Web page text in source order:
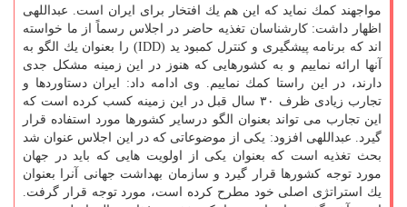
مواجهند كمك نماید كه این هم یك افتخار برای ایران است. عبداللهی
اظهار داشت: كارشناسان تغذیه حاضر در اجلاس رسماً از ما خواسته
اند كه برنامه پیشگیری و كنترل كمبود ید (IDD) را بعنوان یك الگو به
آنها ارائه نماییم و به كشورهایی كه هنوز در این زمینه مشكل جدی
دارند، در این راستا كمك نماییم. وی ادامه داد: ایران دستاوردها و
تجارب زیادی ظرف ۳۰ سال قبل در این زمینه كسب كرده است كه
این تجارب می تواند بعنوان الگو درسایر كشورها مورد استفاده قرار
گیرد. عبداللهی افزود: یكی از موضوعاتی كه در این اجلاس عنوان شد
بحث تغذیه است كه بعنوان یكی از اولویت هایی كه باید در جهان
مورد توجه كشورها قرار گیرد و سازمان بهداشت جهانی آنرا بعنوان
یك استراتژی اصلی خود مطرح كرده است، مورد توجه قرار گرفت.